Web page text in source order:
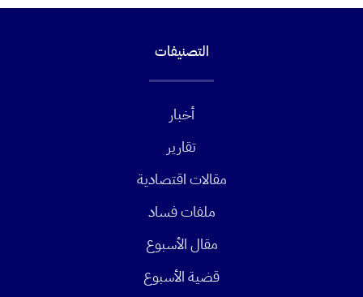
التصنيفات
أخبار
تقارير
مقالات اقتصادية
ملفات فساد
مقال الأسبوع
قضية الأسبوع